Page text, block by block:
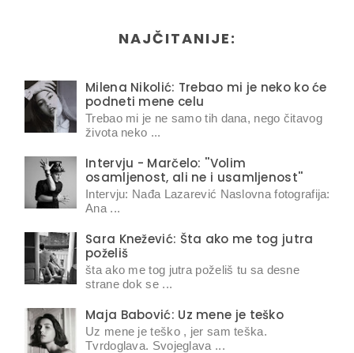
NAJČITANIJE:
Milena Nikolić: Trebao mi je neko ko će
podneti mene celu
Trebao mi je ne samo tih dana, nego čitavog
života neko ...
Intervju - Marčelo: ''Volim
osamljenost, ali ne i usamljenost''
Intervju: Nađa Lazarević Naslovna fotografija:
Ana ...
Sara Knežević: Šta ako me tog jutra
poželiš
šta ako me tog jutra poželiš tu sa desne
strane dok se ...
Maja Babović: Uz mene je teško
Uz mene je teško , jer sam teška.
Tvrdoglava. Svojeglava ...